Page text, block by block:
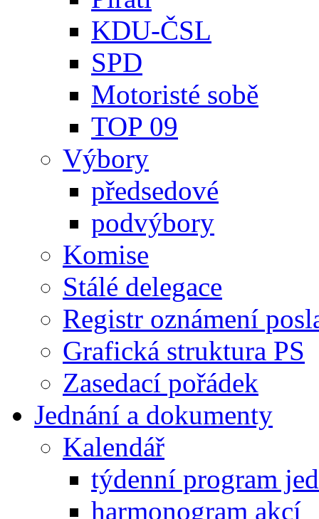
KDU-ČSL
SPD
Motoristé sobě
TOP 09
Výbory
předsedové
podvýbory
Komise
Stálé delegace
Registr oznámení
Grafická struktura PS
Zasedací pořádek
Jednání a dokumenty
Kalendář
týdenní program
harmonogram akcí